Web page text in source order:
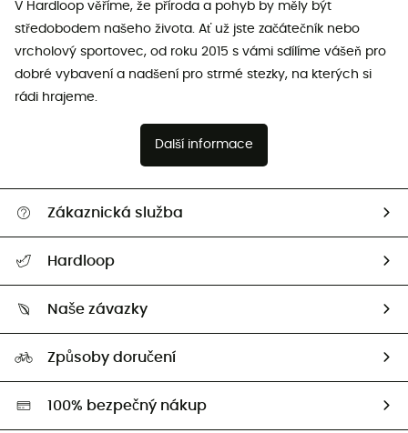
V Hardloop věříme, že příroda a pohyb by měly být
středobodem našeho života. Ať už jste začátečník nebo
vrcholový sportovec, od roku 2015 s vámi sdílíme vášeň pro
dobré vybavení a nadšení pro strmé stezky, na kterých si
rádi hrajeme.
Další informace
Zákaznická služba
Vrácení zboží a peněz
Hardloop
Naši Ambasadoři
Naše závazky
Second hand
HardGreen
Způsoby doručení
100% bezpečný nákup